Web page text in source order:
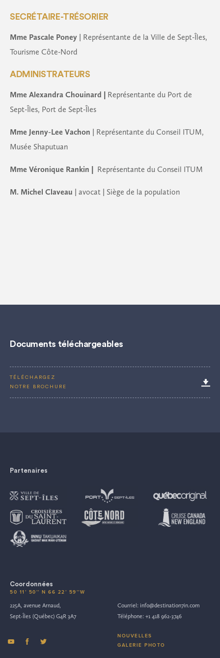
SECRÉTAIRE-TRÉSORIER
Mme Pascale Poney | Représentante de la Ville de Sept-Îles,
Tourisme Côte-Nord
ADMINISTRATEURS
Mme Alexandra Chouinard | Représentante du Port de
Sept-Îles, Port de Sept-Îles
Mme Jenny-Lee Vachon | Représentante du Conseil ITUM,
Musée Shaputuan
Mme Véronique Rankin | Représentante du Conseil ITUM
M. Michel Claveau | avocat | Siège de la population
Documents téléchargeables
TÉLÉCHARGEZ
NOTRE BROCHURE
Partenaires
Coordonnées
50 11’ 50’’ N 66 22’ 59’’W
225A, avenue Arnaud,
Sept-Îles (Québec) G4R 3A7
Courriel: info@destination7in.com
Téléphone: +1 418 962-3746
NOUVELLES
GALERIE PHOTO